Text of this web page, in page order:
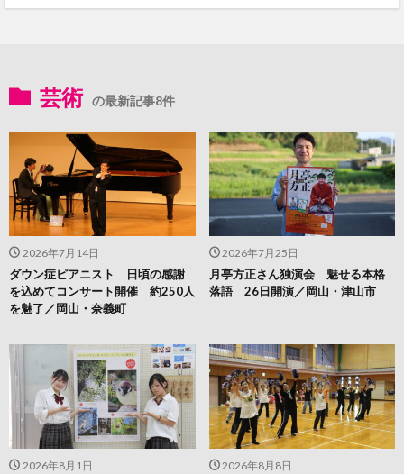
芸術 の最新記事8件
2026年8月8日
2026年8月1日
2026年7月25日
月亭方正さん独演会 魅せる本格
落語 26日開演／岡山・津山市
2026年7月14日
ダウン症ピアニスト 日頃の感謝
を込めてコンサート開催 約250人
を魅了／岡山・奈義町